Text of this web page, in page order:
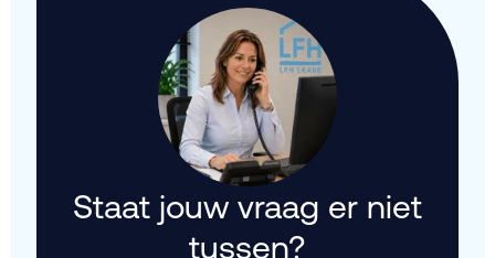
Staat jouw vraag er niet
tussen?